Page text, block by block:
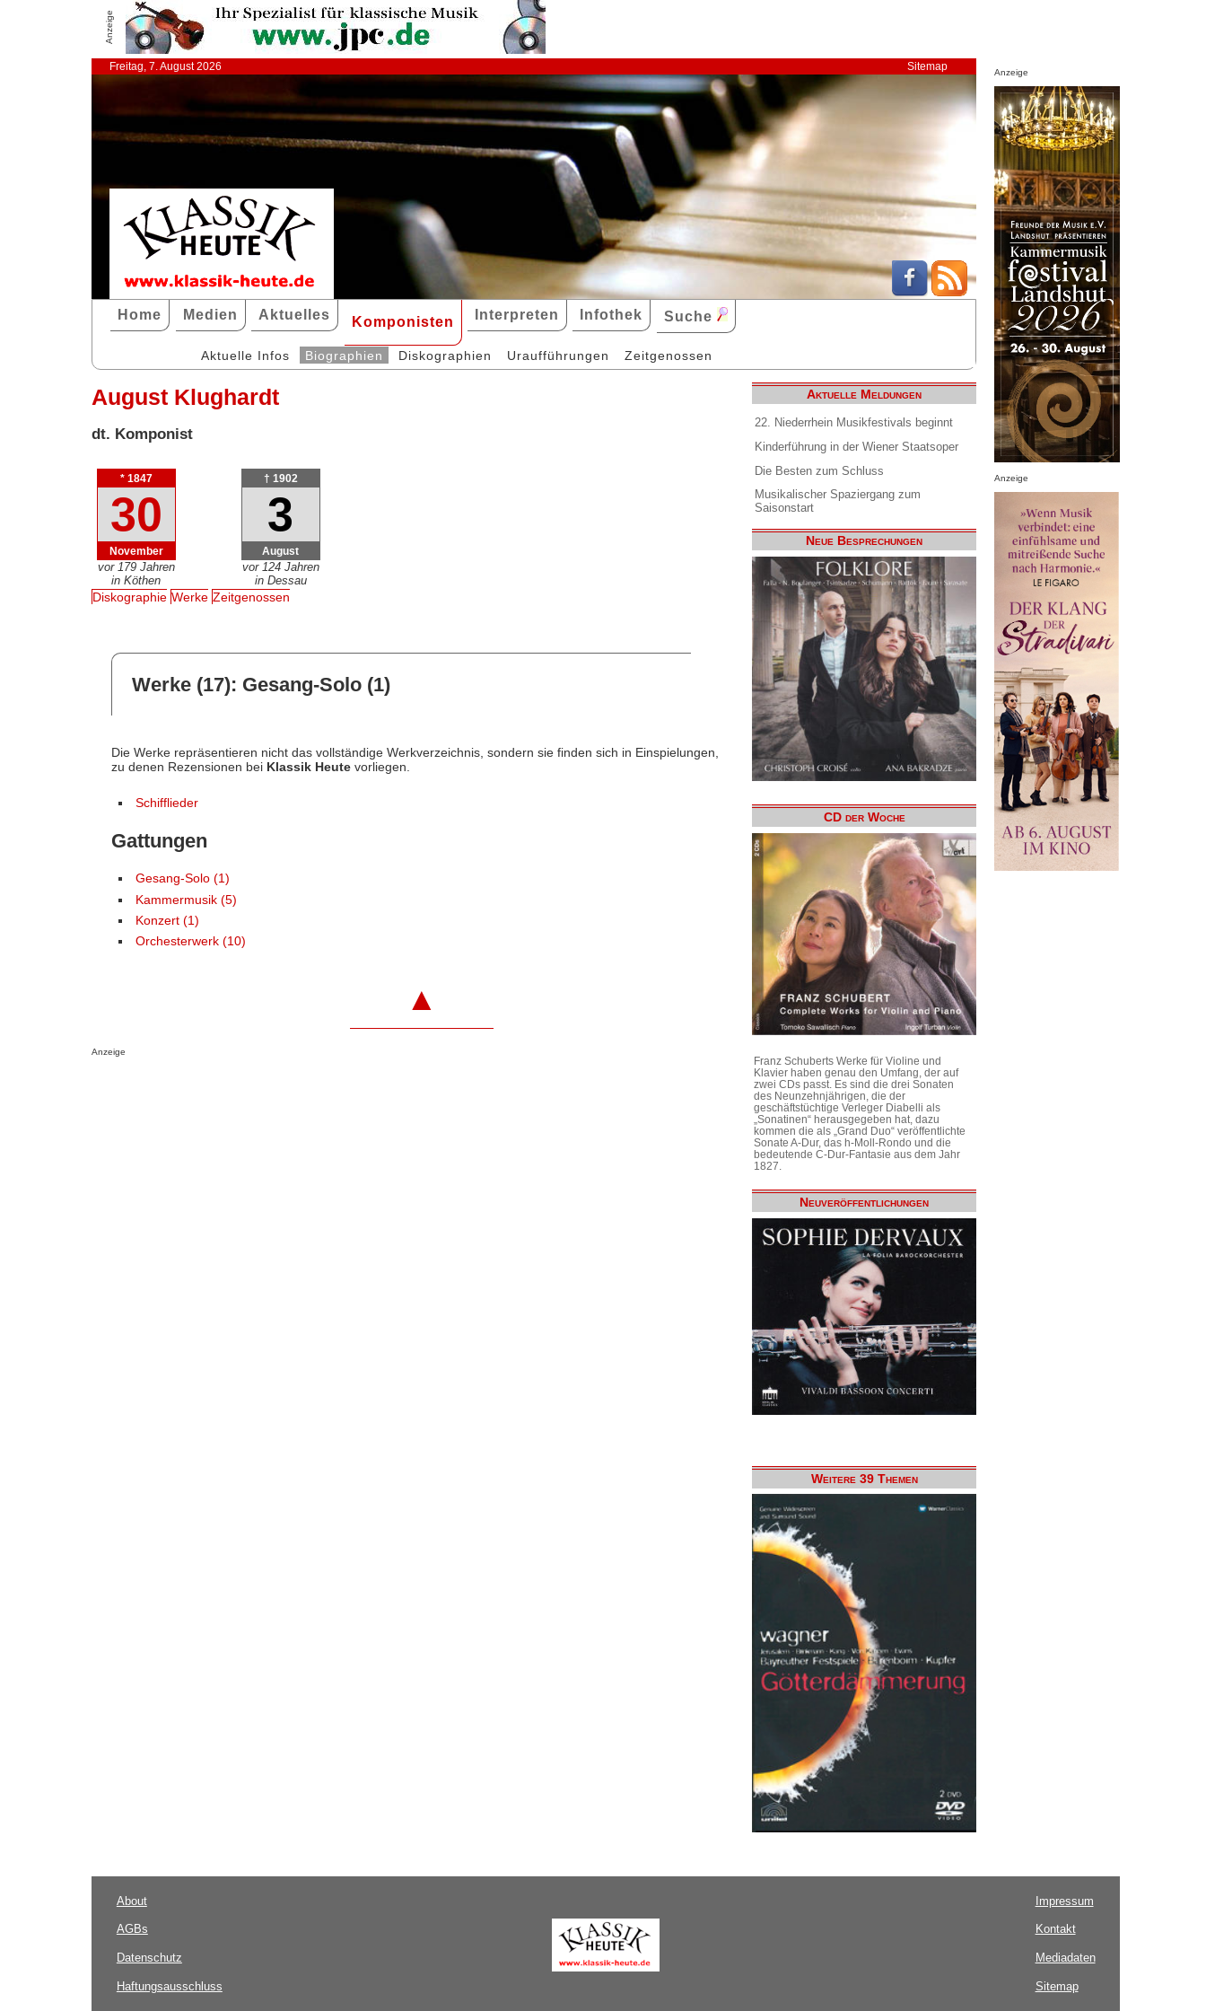
Anzeige
Freitag, 7. August 2026 Sitemap
Home Medien Aktuelles Komponisten Interpreten Infothek Suche
Aktuelle Infos Biographien Diskographien Uraufführungen Zeitgenossen
August Klughardt
dt. Komponist
* 1847
30
November
vor 179 Jahren
in Köthen
† 1902
3
August
vor 124 Jahren
in Dessau
Diskographie Werke Zeitgenossen
Werke (17): Gesang-Solo (1)
Die Werke repräsentieren nicht das vollständige Werkverzeichnis, sondern sie finden sich in Einspielungen,
zu denen Rezensionen bei Klassik Heutevorliegen.
Schifflieder
Gattungen
Gesang-Solo (1)
Kammermusik (5)
Konzert (1)
Orchesterwerk (10)
▲
Anzeige
Aktuelle Meldungen
22. Niederrhein Musikfestivals beginnt
Kinderführung in der Wiener Staatsoper
Die Besten zum Schluss
Musikalischer Spaziergang zum
Saisonstart
Neue Besprechungen
CD der Woche
Franz Schuberts Werke für Violine und
Klavier haben genau den Umfang, der auf
zwei CDs passt. Es sind die drei Sonaten
des Neunzehnjährigen, die der
geschäftstüchtige Verleger Diabelli als
„Sonatinen“ herausgegeben hat, dazu
kommen die als „Grand Duo“ veröffentlichte
Sonate A-Dur, das h-Moll-Rondo und die
bedeutende C-Dur-Fantasie aus dem Jahr
1827.
Neuveröffentlichungen
Weitere 39 Themen
Anzeige
Anzeige
About
AGBs
Datenschutz
Haftungsausschluss
Impressum
Kontakt
Mediadaten
Sitemap